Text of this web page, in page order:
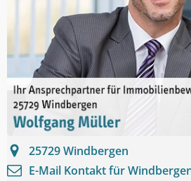
25729Windbergen
E-Mail Kontakt für